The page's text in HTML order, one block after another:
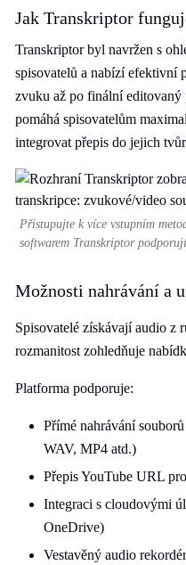
Jak Transkriptor
Transkriptor byl navržen s
spisovatelů a nabízí efektivní
zvuku až po finální editovaný
pomáhá spisovatelům
integrovat přepis do jejich
Přistupujte k více vstupním
softwarem Transkriptor
Možnosti nahrávání a
Spisovatelé získávají audio z
rozmanitost zohledňuje
Platforma podporuje:
Přímé nahrávání
WAV, MP4 atd.)
Přepis YouTube URL
Integraci s cloudovými
OneDrive)
Vestavěný audio